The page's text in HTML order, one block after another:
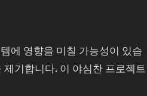
에 영향을 미칠 가능성이 있습
기합니다. 이 야심찬 프로젝트